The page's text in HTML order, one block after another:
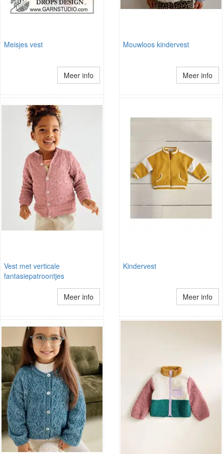
Meisjes vest
Meer info
Mouwloos kindervest
Meer info
Vest met verticale
fantasiepatroontjes
Meer info
Kindervest
Meer info